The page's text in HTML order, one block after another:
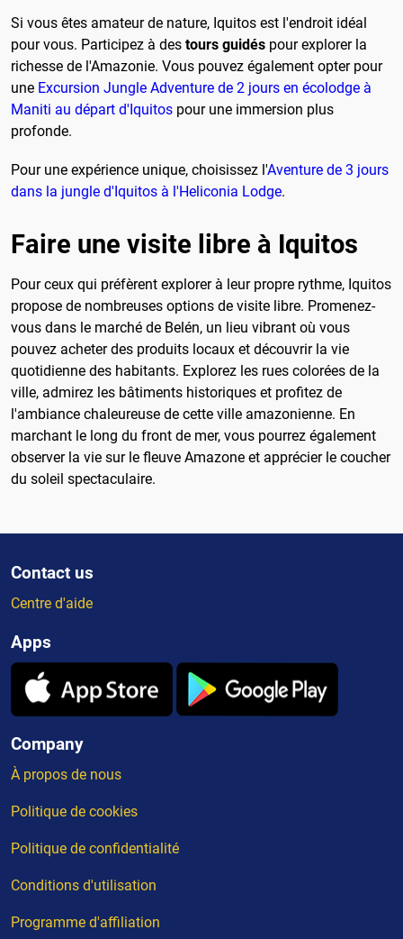
Si vous êtes amateur de nature, Iquitos est l'endroit idéal
pour vous. Participez à des tours guidés pour explorer la
richesse de l'Amazonie. Vous pouvez également opter pour
une Excursion Jungle Adventure de 2 jours en écolodge à
Maniti au départ d'Iquitos pour une immersion plus
profonde.
Pour une expérience unique, choisissez l'Aventure de 3 jours
dans la jungle d'Iquitos à l'Heliconia Lodge.
Faire une visite libre à Iquitos
Pour ceux qui préfèrent explorer à leur propre rythme, Iquitos
propose de nombreuses options de visite libre. Promenez-
vous dans le marché de Belén, un lieu vibrant où vous
pouvez acheter des produits locaux et découvrir la vie
quotidienne des habitants. Explorez les rues colorées de la
ville, admirez les bâtiments historiques et profitez de
l'ambiance chaleureuse de cette ville amazonienne. En
marchant le long du front de mer, vous pourrez également
observer la vie sur le fleuve Amazone et apprécier le coucher
du soleil spectaculaire.
Contact us
Centre d'aide
Apps
Company
À propos de nous
Politique de cookies
Politique de confidentialité
Conditions d'utilisation
Programme d'affiliation